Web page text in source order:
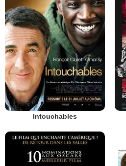
Intouchables